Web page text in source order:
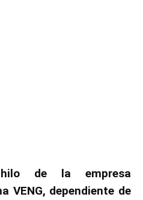
de la empresa
VENG, dependiente de